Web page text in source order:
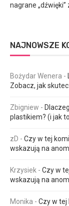
nagrane „dźwięki”
NAJNOWSZE
Bożydar Wenera -
Zobacz, jak
Zbigniew -
plastikiem? (i jak
zD - Czy w tej
wskazują na
Krzysiek - Czy w
wskazują na
Monika - Czy w tej